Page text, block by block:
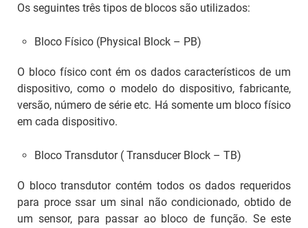
Os seguintes três tipos de blocos são utilizados:
Bloco Físico (Physical Block – PB)
O bloco físico cont ém os dados característicos de um
dispositivo, como o modelo do dispositivo, fabricante,
versão, número de série etc. Há somente um bloco físico
em cada dispositivo.
Bloco Transdutor ( Transducer Block – TB)
O bloco transdutor contém todos os dados requeridos
para proce ssar um sinal não condicionado, obtido de
um sensor, para passar ao bloco de função. Se este